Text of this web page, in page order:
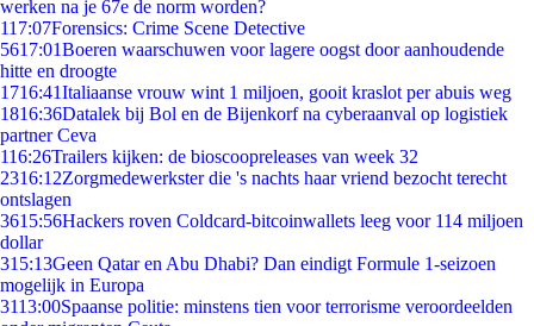
werken na je 67e de norm worden?
117:07Forensics: Crime Scene Detective
5617:01Boeren waarschuwen voor lagere oogst door aanhoudende
hitte en droogte
1716:41Italiaanse vrouw wint 1 miljoen, gooit kraslot per abuis weg
1816:36Datalek bij Bol en de Bijenkorf na cyberaanval op logistiek
partner Ceva
116:26Trailers kijken: de bioscoopreleases van week 32
2316:12Zorgmedewerkster die 's nachts haar vriend bezocht terecht
ontslagen
3615:56Hackers roven Coldcard-bitcoinwallets leeg voor 114 miljoen
dollar
315:13Geen Qatar en Abu Dhabi? Dan eindigt Formule 1-seizoen
mogelijk in Europa
3113:00Spaanse politie: minstens tien voor terrorisme veroordeelden